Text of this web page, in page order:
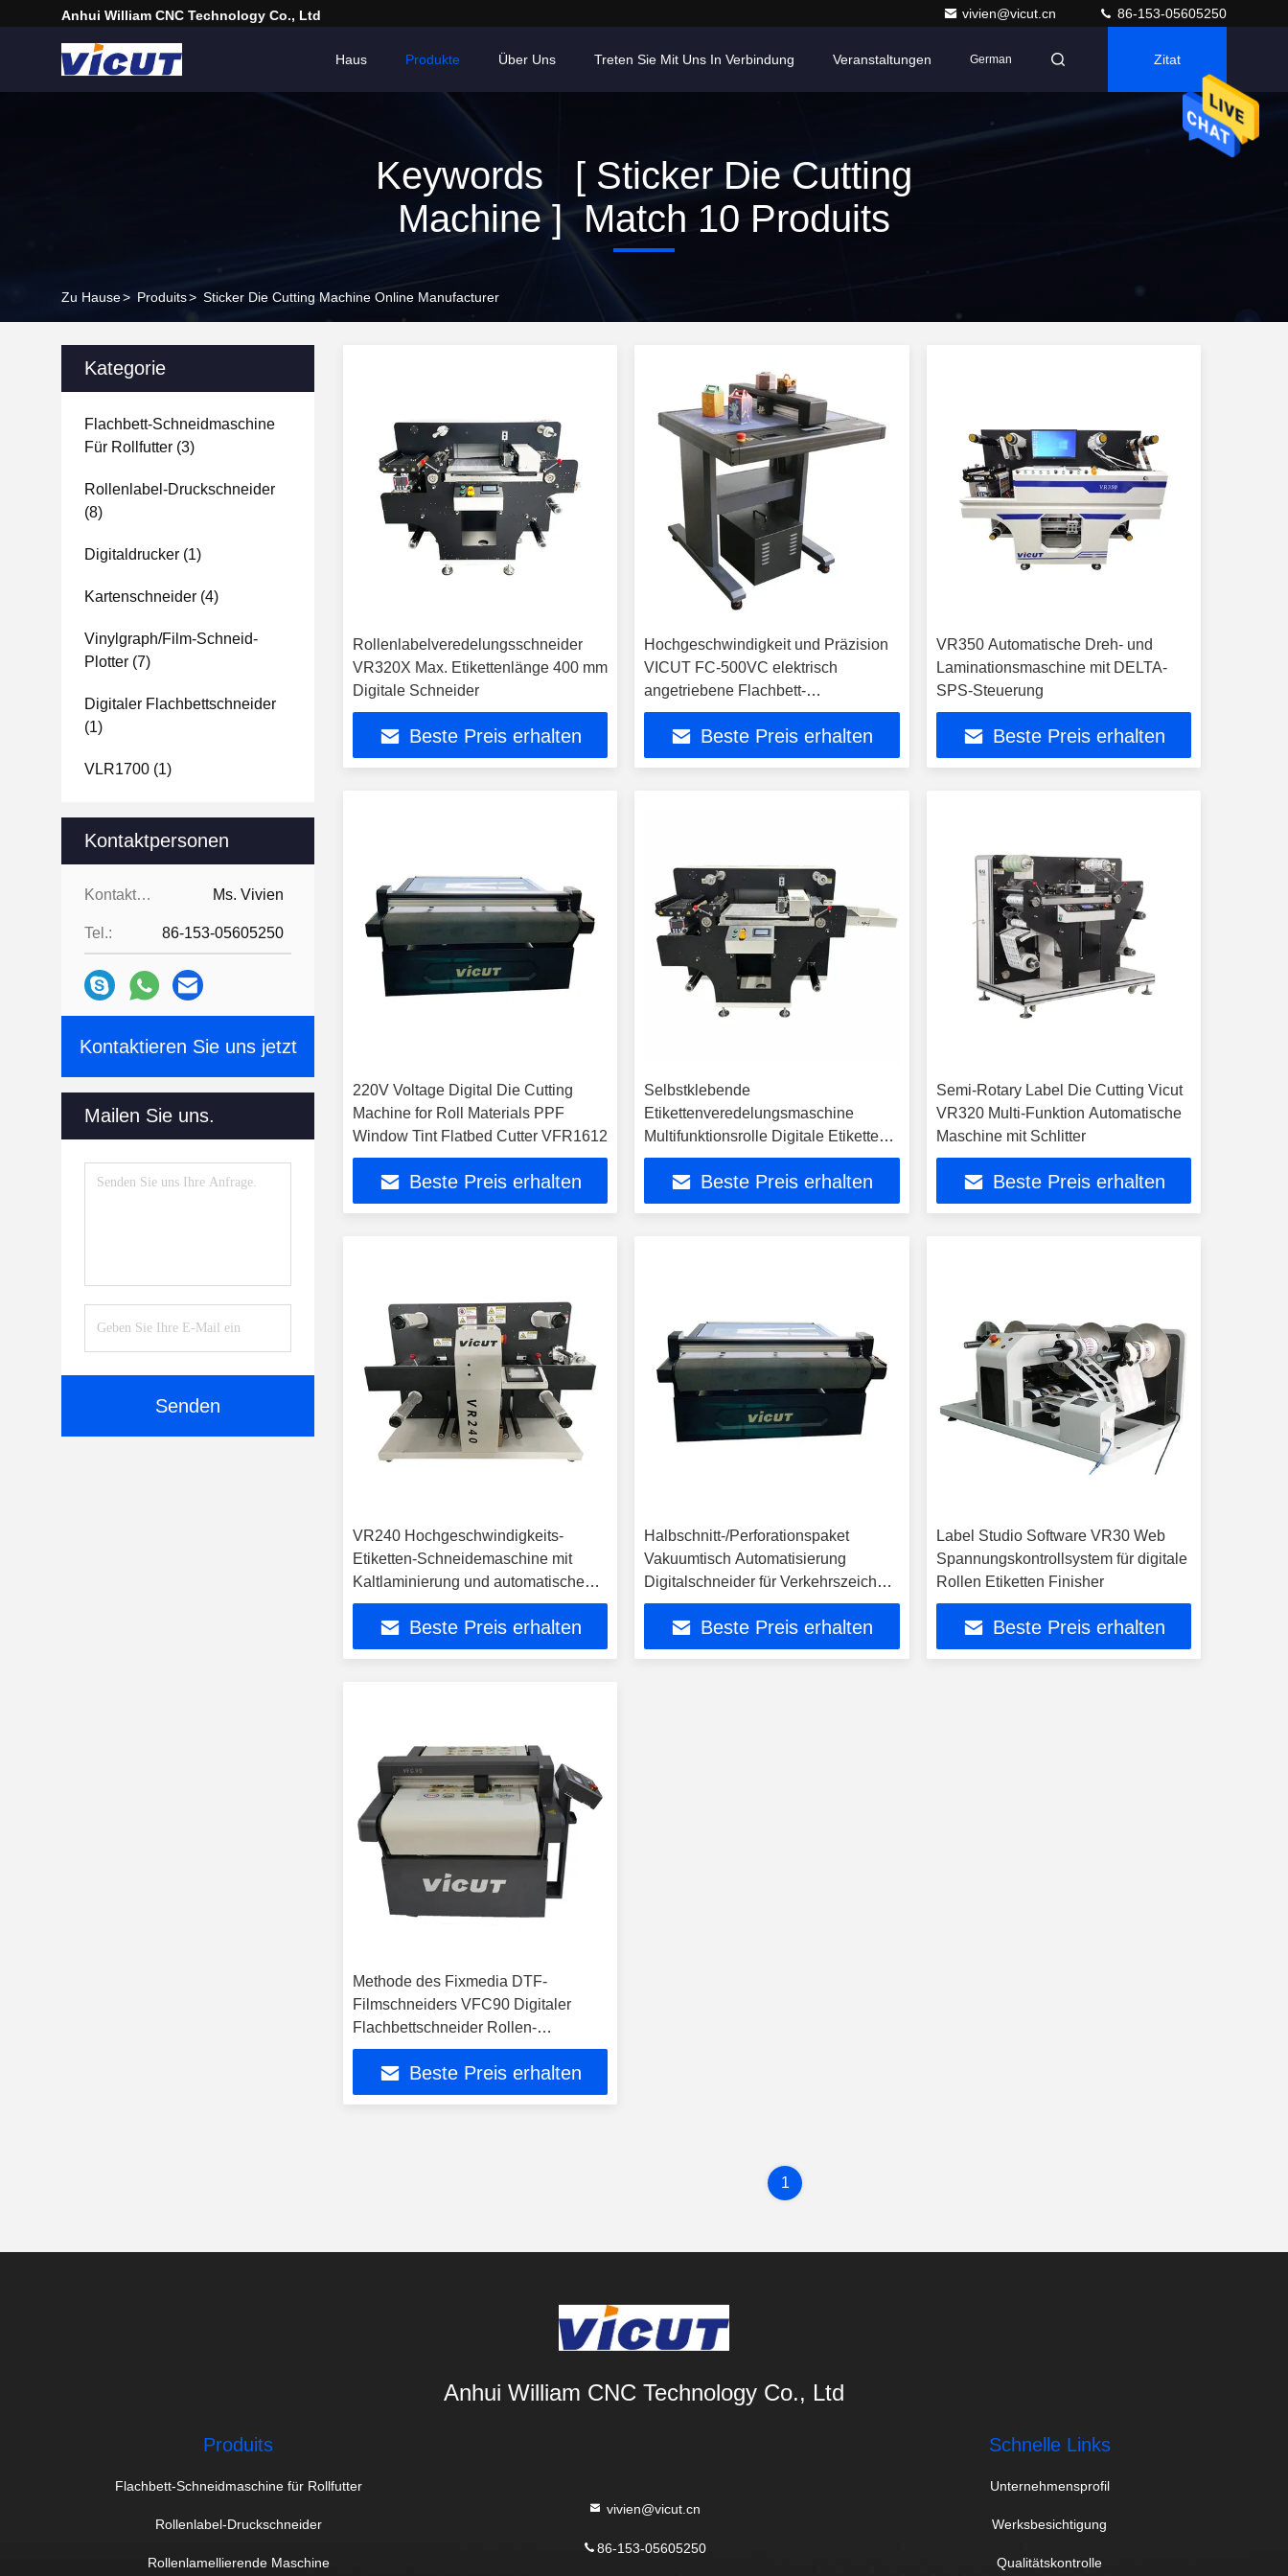
Anhui William CNC Technology Co., Ltd vivien@vicut.cn 86-153-05605250
Haus Produkte Über Uns Treten Sie Mit Uns In Verbindung Veranstaltungen German Zitat
Keywords [ Sticker Die Cutting
Machine ] Match 10 Produits
Zu Hause> Produits> Sticker Die Cutting Machine Online Manufacturer
Kategorie
Flachbett-Schneidmaschine
Für Rollfutter (3)
Rollenlabel-Druckschneider
(8)
Digitaldrucker (1)
Kartenschneider (4)
Vinylgraph/Film-Schneid-
Plotter (7)
Digitaler Flachbettschneider
(1)
VLR1700 (1)
Kontaktpersonen
Kontaktpersonen: Ms. Vivien
Tel.: 86-153-05605250
Kontaktieren Sie uns jetzt
Mailen Sie uns.
Senden
Rollenlabelveredelungsschneider
VR320X Max. Etikettenlänge 400 mm
Digitale Schneider
Beste Preis erhalten
Hochgeschwindigkeit und Präzision
VICUT FC-500VC elektrisch
angetriebene Flachbett-
Druckmaschine
Beste Preis erhalten
VR350 Automatische Dreh- und
Laminationsmaschine mit DELTA-
SPS-Steuerung
Beste Preis erhalten
220V Voltage Digital Die Cutting
Machine for Roll Materials PPF
Window Tint Flatbed Cutter VFR1612
Beste Preis erhalten
Selbstklebende
Etikettenveredelungsmaschine
Multifunktionsrolle Digitale Etiketten
Papierschneidemaschine
Beste Preis erhalten
Semi-Rotary Label Die Cutting Vicut
VR320 Multi-Funktion Automatische
Maschine mit Schlitter
Beste Preis erhalten
VR240 Hochgeschwindigkeits-
Etiketten-Schneidemaschine mit
Kaltlaminierung und automatischem
digitalen Rollenschnitt
Beste Preis erhalten
Halbschnitt-/Perforationspaket
Vakuumtisch Automatisierung
Digitalschneider für Verkehrszeichen
Reflektionsfilme SchneiderVFR1325
Beste Preis erhalten
Label Studio Software VR30 Web
Spannungskontrollsystem für digitale
Rollen Etiketten Finisher
Beste Preis erhalten
Methode des Fixmedia DTF-
Filmschneiders VFC90 Digitaler
Flachbettschneider Rollen-
Autozufuhrschneider
Beste Preis erhalten
1
Anhui William CNC Technology Co., Ltd
Produits
Flachbett-Schneidmaschine für Rollfutter
Rollenlabel-Druckschneider
Rollenlamellierende Maschine
vivien@vicut.cn
86-153-05605250
Schnelle Links
Unternehmensprofil
Werksbesichtigung
Qualitätskontrolle